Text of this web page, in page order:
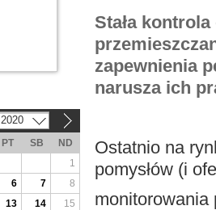
Stała
zapewnienia
narusza ich
Ostatnio na
pomysłów (i
monitorowania
2020
PT SB
ND
1
6 7
8
13 14
15